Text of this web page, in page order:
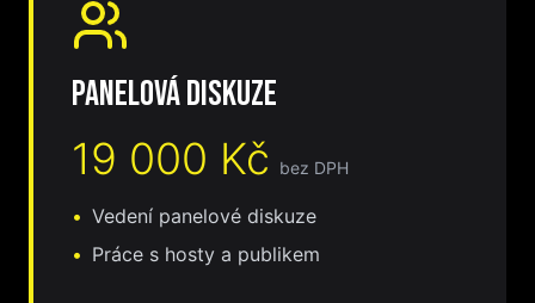
Panelová diskuze
19 000 Kč bez DPH
• Vedení panelové diskuze
• Práce s hosty a publikem